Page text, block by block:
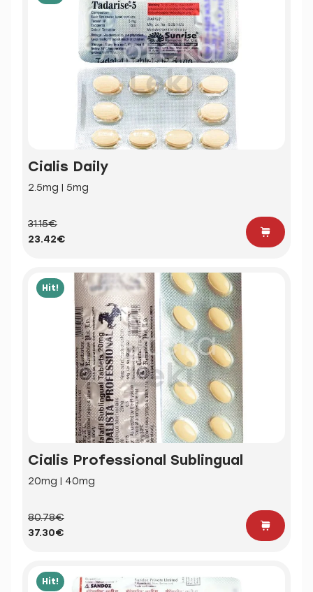
Cialis Daily
2.5mg | 5mg
31.15€
23.42€
Hit!
Cialis Professional Sublingual
20mg | 40mg
80.78€
37.30€
Hit!